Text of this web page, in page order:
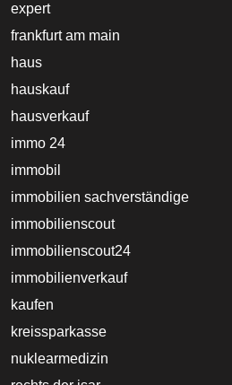
expert
frankfurt am main
haus
hauskauf
hausverkauf
immo 24
immobil
immobilien sachverständige
immobilienscout
immobilienscout24
immobilienverkauf
kaufen
kreissparkasse
nuklearmedizin